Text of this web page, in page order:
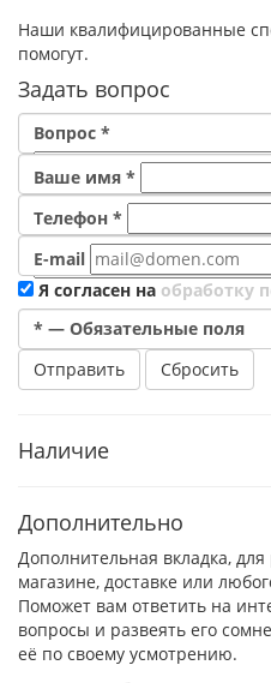
Наши квалифицированные
помогут.
Задать вопрос
Вопрос *
Ваше имя *
Телефон *
E-mail
Я согласен на обработку
* — Обязательные поля
Отправить
Сбросить
Наличие
Дополнительно
Дополнительная вкладка,
магазине, доставке или
Поможет вам ответить на
вопросы и развеять его
её по своему усмотрению.